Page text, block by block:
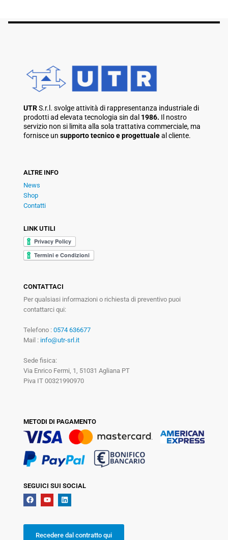
UTRS.r.l. svolge attività di rappresentanza industriale di
prodotti ad elevata tecnologia sin dal 1986. Il nostro
servizio non si limita alla sola trattativa commerciale, ma
fornisce un supporto tecnico e progettualeal cliente.
ALTRE INFO
News
Shop
Contatti
LINK UTILI
CONTATTACI
Per qualsiasi informazioni o richiesta di preventivo puoi
contattarci qui:
Telefono : 0574 636677
Mail : info@utr-srl.it
Sede fisica:
Via Enrico Fermi, 1, 51031 Agliana PT
Piva IT 00321990970
METODI DI PAGAMENTO
SEGUICI SUI SOCIAL
Recedere dal contratto qui